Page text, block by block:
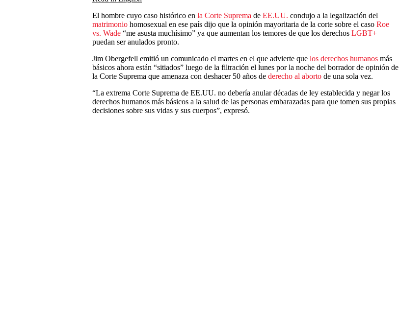
El hombre cuyo caso histórico en la Corte Suprema de EE.UU. condujo a la legalización del
matrimonio homosexual en ese país dijo que la opinión mayoritaria de la corte sobre el caso Roe
vs. Wade “me asusta muchísimo” ya que aumentan los temores de que los derechos LGBT+
puedan ser anulados pronto.
Jim Obergefell emitió un comunicado el martes en el que advierte que los derechos humanos más
básicos ahora están “sitiados” luego de la filtración el lunes por la noche del borrador de opinión de
la Corte Suprema que amenaza con deshacer 50 años de derecho al aborto de una sola vez.
“La extrema Corte Suprema de EE.UU. no debería anular décadas de ley establecida y negar los
derechos humanos más básicos a la salud de las personas embarazadas para que tomen sus propias
decisiones sobre sus vidas y sus cuerpos”, expresó.